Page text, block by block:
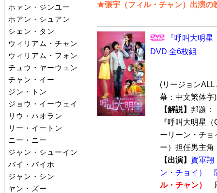
ホァン・ジンユー
ホアン・シュアン
シェン・タン
ウィリアム・チャン
ウィリアム・フォン
チュウ・ヤーウェン
チャン・イー
ジン・トン
ジョウ・イーウェイ
リウ・ハオラン
リー・イートン
ニー・ニー
ジャン・シューイン
バイ・バイホ
ジャン・シン
ヤン・ズー
★張宇（フィル・チャン）出演の
『呼叫大明
DVD 全6枚組
(リージョン
幕：中文繁体字)
【解説】 邦題：
『呼叫大明星
ーリーン・チョ
ー）担任男主角
【出演】 賀軍翔
ン・チョイ）
ル・チャン）